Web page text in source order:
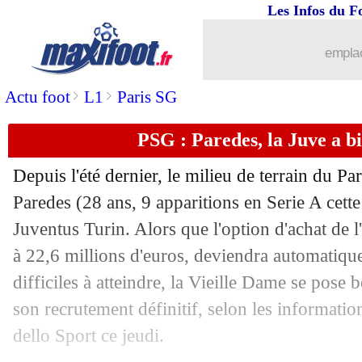
Actu foot> L1 > Paris SG
Les Infos du
PSG : Paredes, la Juve a
Depuis l'été dernier, le milieu de terrain du
Paredes (28 ans, 9 apparitions en Serie A
Juventus Turin. Alors que l'option d'achat de
à 22,6 millions d'euros, deviendra
difficiles à atteindre, la Vieille Dame se pose
son recrutement définitif, selon les
dello Sport ce jeudi.
Man City : Pimenta veut protéger
17/11 Barça: de nouvelles rumeurs sur
17/11 EdF: Giroud ne pense pas à dire stop
17/11 EdF: Tchouaméni n'a pas la pression
17/11 EdF: remplaçant ? Giroud n'a aucun
17/11 Roma: la L1 pense à Karsdorp...
17/11 EdF : Giroud a un rôle très clair